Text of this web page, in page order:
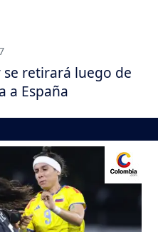
retirará luego de
a España